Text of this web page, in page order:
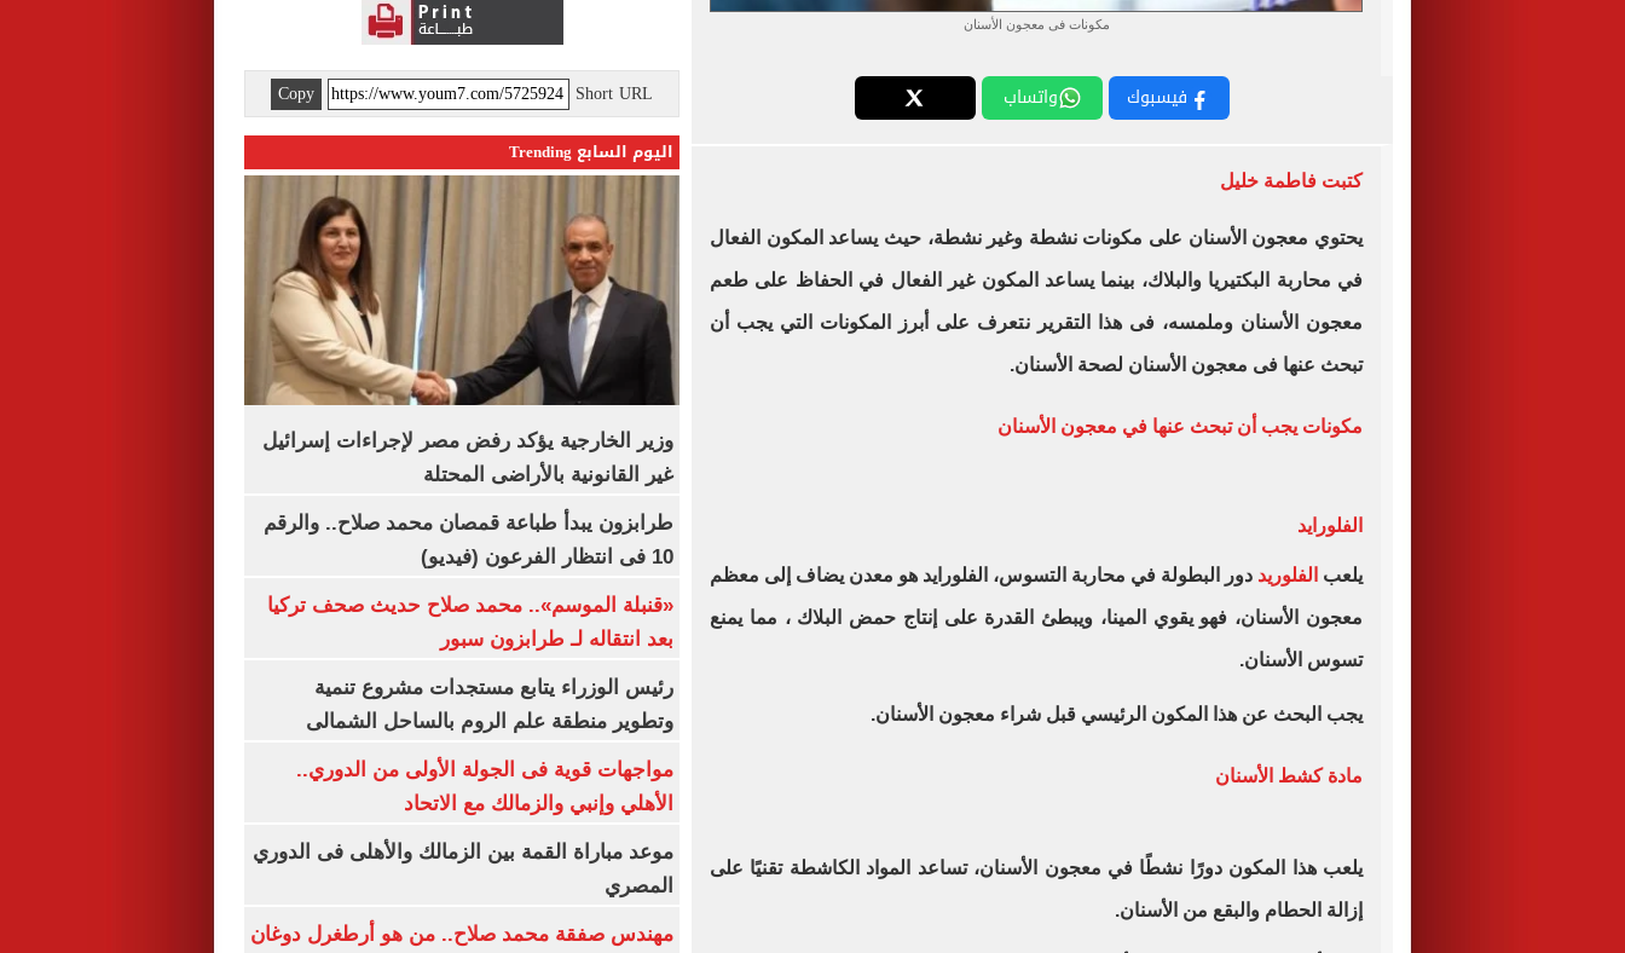
مكونات فى معجون الأسنان
فيسبوك واتساب
كتبت فاطمة خليل
يحتوي معجون الأسنان على مكونات نشطة وغير نشطة، حيث يساعد المكون الفعال
في محاربة البكتيريا والبلاك، بينما يساعد المكون غير الفعال في الحفاظ على طعم
معجون الأسنان وملمسه، فى هذا التقرير نتعرف على أبرز المكونات التي يجب أن
تبحث عنها فى معجون الأسنان لصحة الأسنان.
مكونات يجب أن تبحث عنها في معجون الأسنان
الفلورايد
يلعب الفلوريد دور البطولة في محاربة التسوس، الفلورايد هو معدن يضاف إلى معظم
معجون الأسنان، فهو يقوي المينا، ويبطئ القدرة على إنتاج حمض البلاك ، مما يمنع
تسوس الأسنان.
يجب البحث عن هذا المكون الرئيسي قبل شراء معجون الأسنان.
مادة كشط الأسنان
يلعب هذا المكون دورًا نشطًا في معجون الأسنان، تساعد المواد الكاشطة تقنيًا على
إزالة الحطام والبقع من الأسنان.
Short URL
Copy
اليوم السابع Trending
وزير الخارجية يؤكد رفض مصر لإجراءات إسرائيل
غير القانونية بالأراضى المحتلة
طرابزون يبدأ طباعة قمصان محمد صلاح.. والرقم
10 فى انتظار الفرعون (فيديو)
«قنبلة الموسم».. محمد صلاح حديث صحف تركيا
بعد انتقاله لـ طرابزون سبور
رئيس الوزراء يتابع مستجدات مشروع تنمية
وتطوير منطقة علم الروم بالساحل الشمالى
مواجهات قوية فى الجولة الأولى من الدوري..
الأهلي وإنبي والزمالك مع الاتحاد
موعد مباراة القمة بين الزمالك والأهلى فى الدوري
المصري
مهندس صفقة محمد صلاح.. من هو أرطغرل دوغان